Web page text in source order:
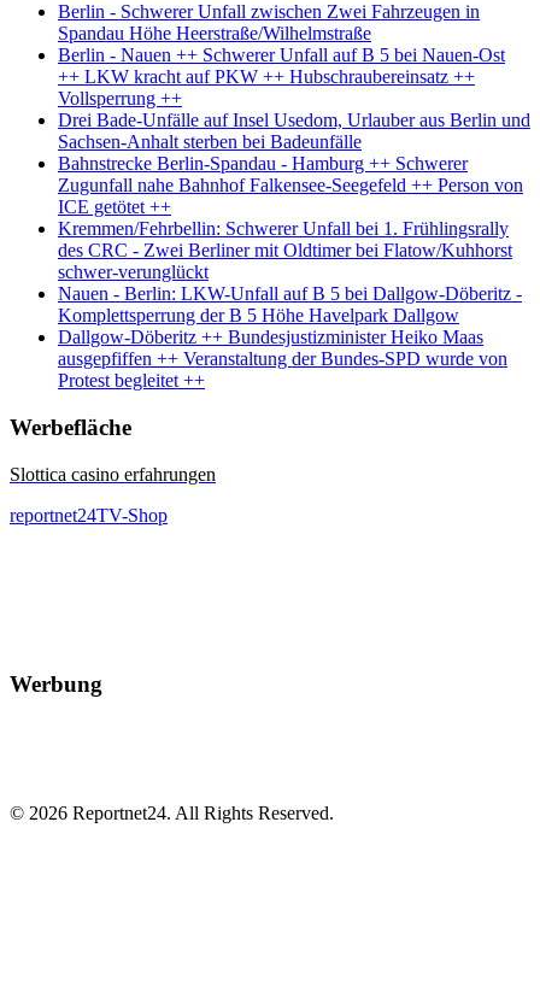
Berlin - Schwerer Unfall zwischen Zwei Fahrzeugen in
Spandau Höhe Heerstraße/Wilhelmstraße
Berlin - Nauen ++ Schwerer Unfall auf B 5 bei Nauen-Ost
++ LKW kracht auf PKW ++ Hubschraubereinsatz ++
Vollsperrung ++
Drei Bade-Unfälle auf Insel Usedom, Urlauber aus Berlin und
Sachsen-Anhalt sterben bei Badeunfälle
Bahnstrecke Berlin-Spandau - Hamburg ++ Schwerer
Zugunfall nahe Bahnhof Falkensee-Seegefeld ++ Person von
ICE getötet ++
Kremmen/Fehrbellin: Schwerer Unfall bei 1. Frühlingsrally
des CRC - Zwei Berliner mit Oldtimer bei Flatow/Kuhhorst
schwer-verunglückt
Nauen - Berlin: LKW-Unfall auf B 5 bei Dallgow-Döberitz -
Komplettsperrung der B 5 Höhe Havelpark Dallgow
Dallgow-Döberitz ++ Bundesjustizminister Heiko Maas
ausgepfiffen ++ Veranstaltung der Bundes-SPD wurde von
Protest begleitet ++
Werbefläche
Slottica casino erfahrungen
reportnet24TV-Shop
Werbung
© 2026 Reportnet24. All Rights Reserved.